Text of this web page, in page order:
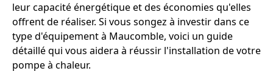
leur capacité énergétique et des économies qu'elles
offrent de réaliser. Si vous songez à investir dans ce
type d'équipement à Maucomble, voici un guide
détaillé qui vous aidera à réussir l'installation de votre
pompe à chaleur.